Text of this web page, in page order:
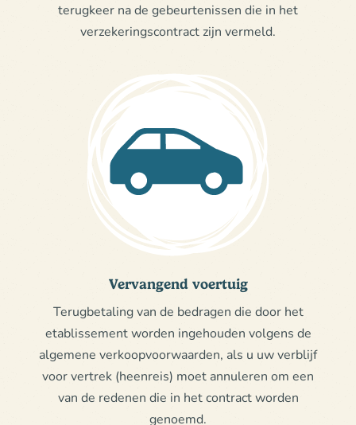
terugkeer na de gebeurtenissen die in het
verzekeringscontract zijn vermeld.
Vervangend voertuig
Terugbetaling van de bedragen die door het
etablissement worden ingehouden volgens de
algemene verkoopvoorwaarden, als u uw verblijf
voor vertrek (heenreis) moet annuleren om een
van de redenen die in het contract worden
genoemd.